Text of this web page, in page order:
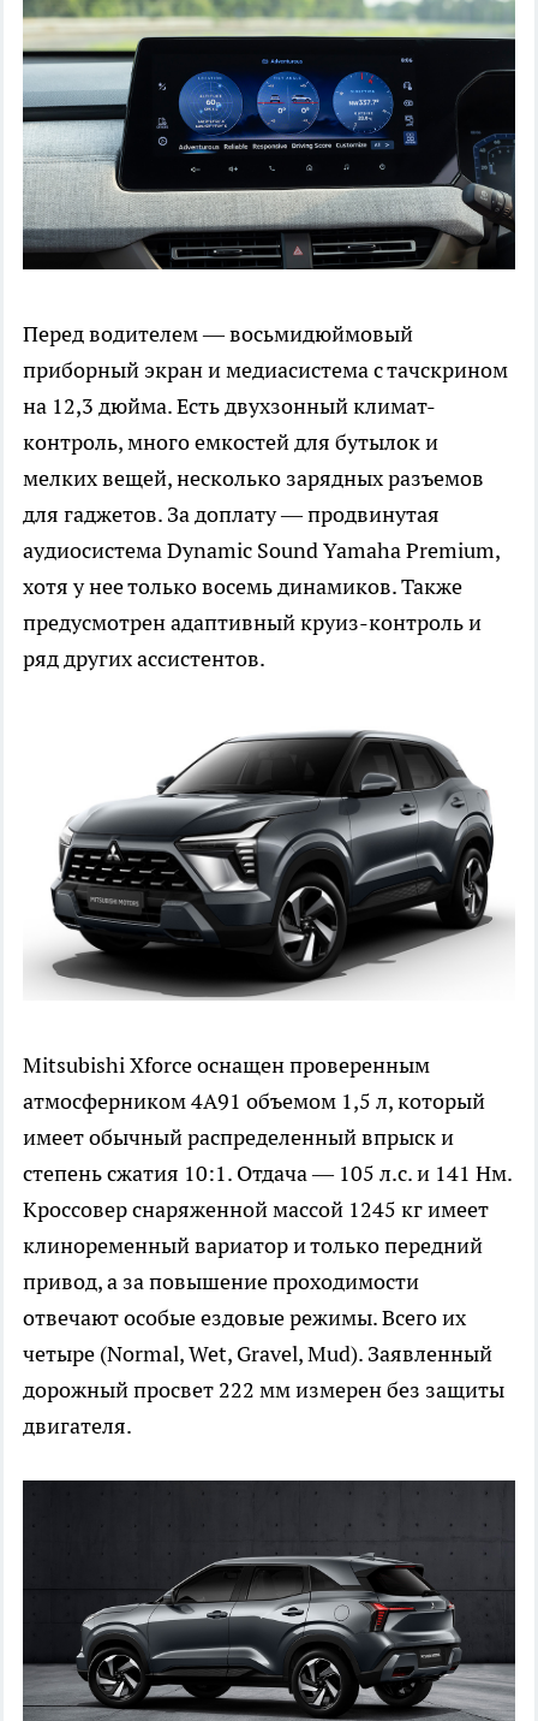
Перед водителем — восьмидюймовый
приборный экран и медиасистема с тачскрином
на 12,3 дюйма. Есть двухзонный климат-
контроль, много емкостей для бутылок и
мелких вещей, несколько зарядных разъемов
для гаджетов. За доплату — продвинутая
аудиосистема Dynamic Sound Yamaha Premium,
хотя у нее только восемь динамиков. Также
предусмотрен адаптивный круиз-контроль и
ряд других ассистентов.
Mitsubishi Xforce оснащен проверенным
атмосферником 4A91 объемом 1,5 л, который
имеет обычный распределенный впрыск и
степень сжатия 10:1. Отдача — 105 л.с. и 141 Нм.
Кроссовер снаряженной массой 1245 кг имеет
клиноременный вариатор и только передний
привод, а за повышение проходимости
отвечают особые ездовые режимы. Всего их
четыре (Normal, Wet, Gravel, Mud). Заявленный
дорожный просвет 222 мм измерен без защиты
двигателя.